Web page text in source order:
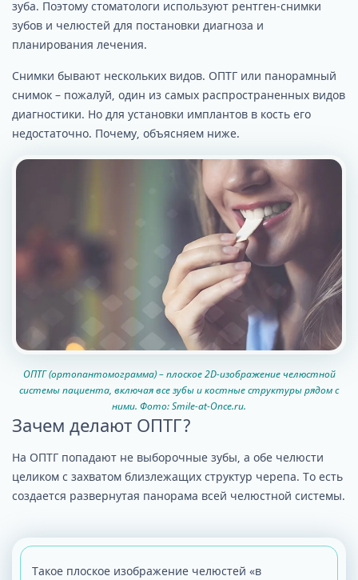
зуба. Поэтому стоматологи используют рентген-снимки
зубов и челюстей для постановки диагноза и
планирования лечения.
Снимки бывают нескольких видов. ОПТГ или панорамный
снимок – пожалуй, один из самых распространенных видов
диагностики. Но для установки имплантов в кость его
недостаточно. Почему, объясняем ниже.
ОПТГ (ортопантомограмма) – плоское 2D-изображение челюстной
системы пациента, включая все зубы и костные структуры рядом с
ними. Фото: Smile-at-Once.ru.
Зачем делают ОПТГ?
На ОПТГ попадают не выборочные зубы, а обе челюсти
целиком с захватом близлежащих структур черепа. То есть
создается развернутая панорама всей челюстной системы.
Такое плоское изображение челюстей «в